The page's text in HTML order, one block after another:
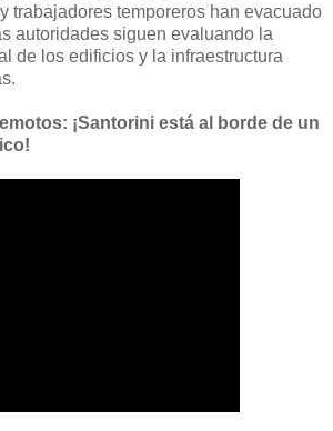
trabajadores temporeros han evacuado
autoridades siguen evaluando la
de los edificios y la infraestructura
¡Santorini está al borde de un